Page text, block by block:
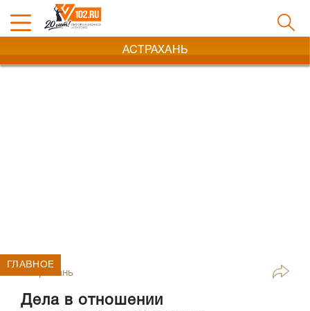
АСТРАХАНЬ
Астрахань
Дела в отношении
ГЛАВНОЕ